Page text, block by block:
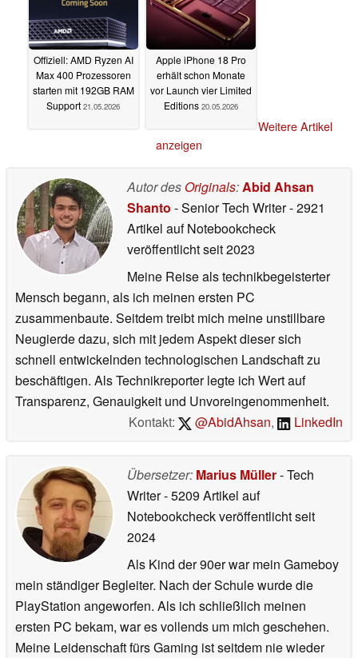
Offiziell: AMD Ryzen AI
Max 400 Prozessoren
starten mit 192GB RAM
Support 21.05.2026
Apple iPhone 18 Pro
erhält schon Monate
vor Launch vier Limited
Editions 20.05.2026
Weitere Artikel
anzeigen
Autor des Originals:Abid Ahsan
Shanto - Senior Tech Writer- 2921
Artikel auf Notebookcheck
veröffentlichtseit 2023
Meine Reise als technikbegeisterter
Mensch begann, als ich meinen ersten PC
zusammenbaute. Seitdem treibt mich meine unstillbare
Neugierde dazu, sich mit jedem Aspekt dieser sich
schnell entwickelnden technologischen Landschaft zu
beschäftigen. Als Technikreporter legte ich Wert auf
Transparenz, Genauigkeit und Unvoreingenommenheit.
Kontakt:
@AbidAhsan, LinkedIn
Übersetzer: Marius Müller- Tech
Writer- 5209 Artikel auf
Notebookcheck veröffentlichtseit
2024
Als Kind der 90er war mein Gameboy
mein ständiger Begleiter. Nach der Schule wurde die
PlayStation angeworfen. Als ich schließlich meinen
ersten PC bekam, war es vollends um mich geschehen.
Meine Leidenschaft fürs Gaming ist seitdem nie wieder